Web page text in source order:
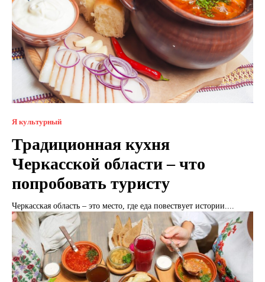
Я культурный
Традиционная кухня
Черкасской области – что
попробовать туристу
Черкасская область – это место, где еда повествует истории....